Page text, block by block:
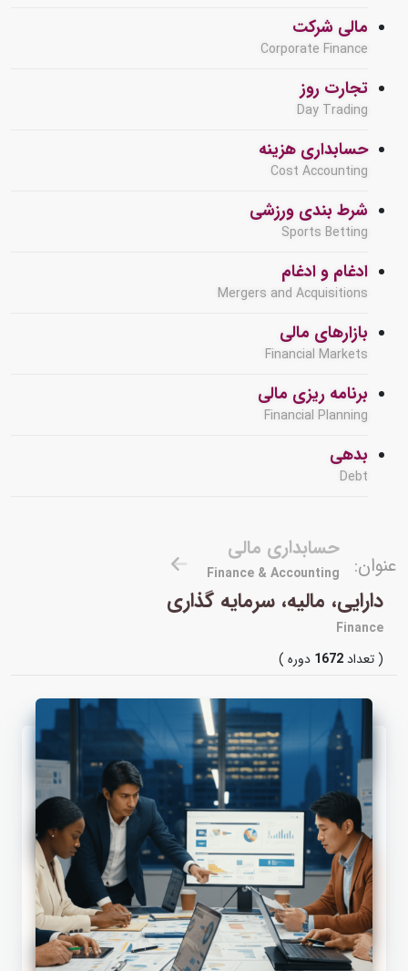
مالی شرکت
Corporate Finance
تجارت روز
Day Trading
حسابداری هزینه
Cost Accounting
شرط بندی ورزشی
Sports Betting
ادغام و ادغام
Mergers and Acquisitions
بازارهای مالی
Financial Markets
برنامه ریزی مالی
Financial Planning
بدهی
Debt
عنوان:
حسابداری مالی
Finance & Accounting
دارایی، مالیه، سرمایه گذاری
Finance
( تعداد1672 دوره )